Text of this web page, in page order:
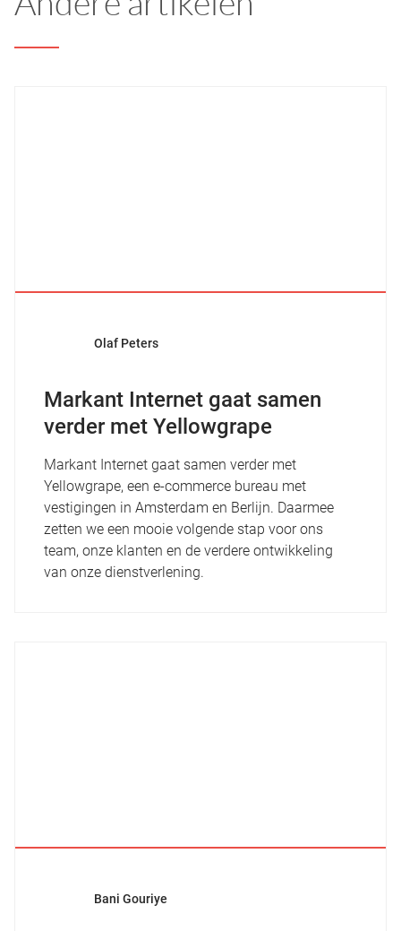
Olaf Peters
Markant Internet gaat samen
verder met Yellowgrape
Markant Internet gaat samen verder met
Yellowgrape, een e-commerce bureau met
vestigingen in Amsterdam en Berlijn. Daarmee
zetten we een mooie volgende stap voor ons
team, onze klanten en de verdere ontwikkeling
van onze dienstverlening.
Bani Gouriye